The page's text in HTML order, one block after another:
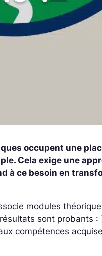
occupent une
Cela exige une
à ce besoin en
modules
sont probants
compétences